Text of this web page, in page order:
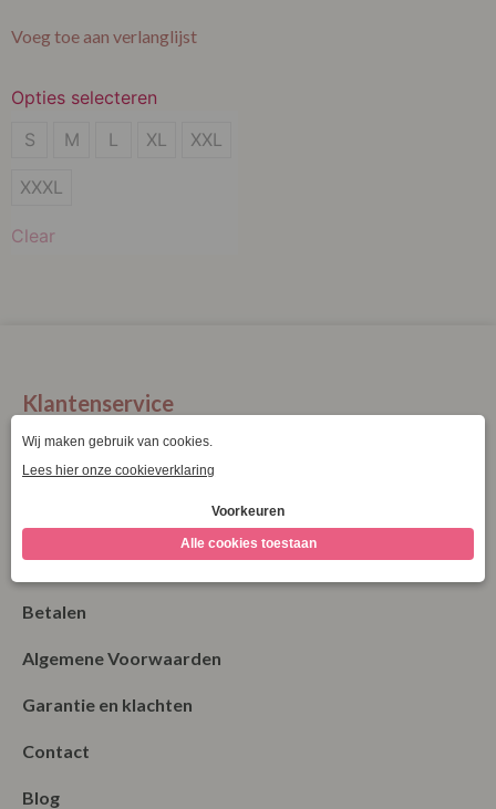
Voeg toe aan verlanglijst
Opties selecteren
S
M
S M L XL XXL
XXXL
Clear
Klantenservice
Verzending & Levering
Bestellen
Betalen
Algemene Voorwaarden
Garantie en klachten
Contact
Blog